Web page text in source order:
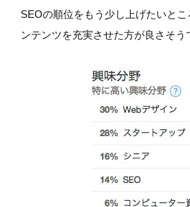
SEOの順位をもう少し上げたいと
ンテンツを充実させた方が良さそう